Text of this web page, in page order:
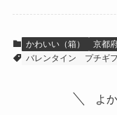
かわいい（箱） 京都
バレンタイン
プチギ
よ